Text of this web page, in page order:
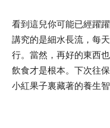
看到這兒你可能已經躍
講究的是細水長流，每
行。當然，再好的東西
飲食才是根本。下次往
小紅果子裏藏著的養生智